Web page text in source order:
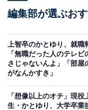
編集部が選ぶお
上智卒のかとゆり、就職
「無職だった人のテレビ
さじゃないんよ」「部屋
がなんかすき」
「想像以上のオチ」現役
生・かとゆり、大学卒業